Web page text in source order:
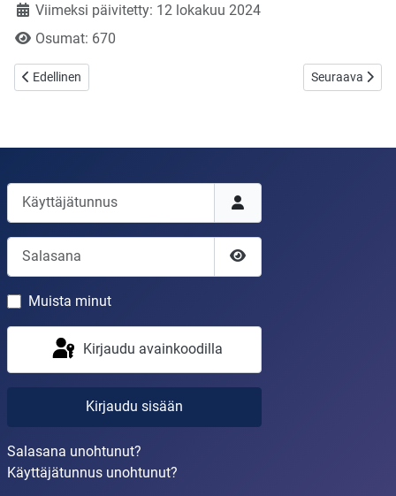
Viimeksi päivitetty: 12 lokakuu 2024
Osumat: 670
Edellinen artikkeli: Onko Lähi- Idän tilanne enää kenenkään
Edellinen Seuraava
Seuraava
Käyttäjätunnus
Salasana
Näytä salasana
Muista minut
Kirjaudu avainkoodilla
Kirjaudu sisään
Salasana unohtunut?
Käyttäjätunnus unohtunut?